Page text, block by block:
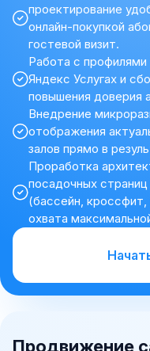
проектирование
онлайн-покупкой
гостевой визит.
Работа с профилями
Яндекс Услугах и
повышения доверия
Внедрение
отображения
залов прямо в
Проработка
посадочных
(бассейн,
охвата
Продвижение